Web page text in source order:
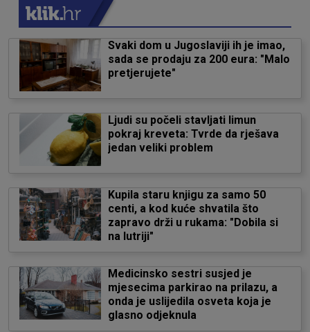
Svaki dom u Jugoslaviji ih je imao,
sada se prodaju za 200 eura: "Malo
pretjerujete"
Ljudi su počeli stavljati limun
pokraj kreveta: Tvrde da rješava
jedan veliki problem
Kupila staru knjigu za samo 50
centi, a kod kuće shvatila što
zapravo drži u rukama: "Dobila si
na lutriji"
Medicinsko sestri susjed je
mjesecima parkirao na prilazu, a
onda je uslijedila osveta koja je
glasno odjeknula